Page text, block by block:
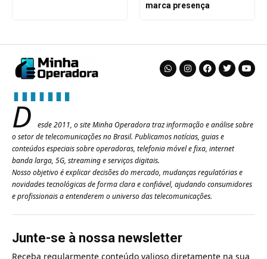
marca presença
D
esde 2011, o site Minha Operadora traz informação e análise sobre
o setor de telecomunicações no Brasil. Publicamos notícias, guias e
conteúdos especiais sobre operadoras, telefonia móvel e fixa, internet
banda larga, 5G, streaming e serviços digitais.
Nosso objetivo é explicar decisões do mercado, mudanças regulatórias e
novidades tecnológicas de forma clara e confiável, ajudando consumidores
e profissionais a entenderem o universo das telecomunicações.
Junte-se à nossa newsletter
Receba regularmente conteúdo valioso diretamente na sua